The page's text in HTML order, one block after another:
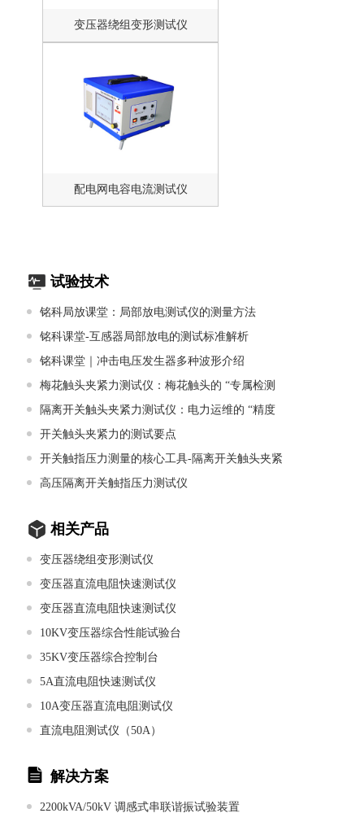
变压器绕组变形测试仪
配电网电容电流测试仪
试验技术
铭科局放课堂：局部放电测试仪的测量方法
铭科课堂-互感器局部放电的测试标准解析
铭科课堂｜冲击电压发生器多种波形介绍
梅花触头夹紧力测试仪：梅花触头的 “专属检测
隔离开关触头夹紧力测试仪：电力运维的 “精度
开关触头夹紧力的测试要点
开关触指压力测量的核心工具-隔离开关触头夹紧
高压隔离开关触指压力测试仪
相关产品
变压器绕组变形测试仪
变压器直流电阻快速测试仪
变压器直流电阻快速测试仪
10KV变压器综合性能试验台
35KV变压器综合控制台
5A直流电阻快速测试仪
10A变压器直流电阻测试仪
直流电阻测试仪（50A）
解决方案
2200kVA/50kV 调感式串联谐振试验装置